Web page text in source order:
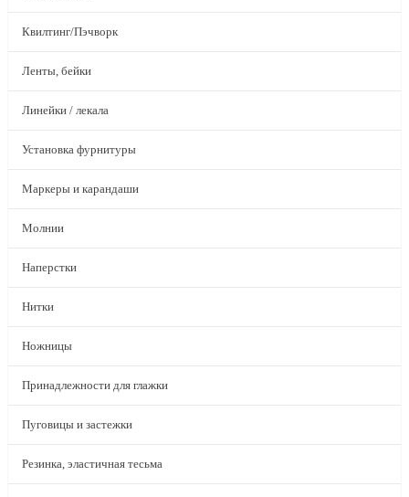
Квилтинг/Пэчворк
Ленты, бейки
Линейки / лекала
Установка фурнитуры
Маркеры и карандаши
Молнии
Наперстки
Нитки
Ножницы
Принадлежности для глажки
Пуговицы и застежки
Резинка, эластичная тесьма